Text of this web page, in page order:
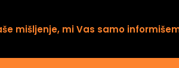
mišljenje, mi Vas samo